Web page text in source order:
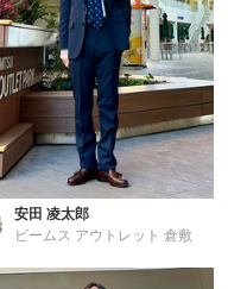
安田 凌太郎
ビームス アウトレット 倉敷